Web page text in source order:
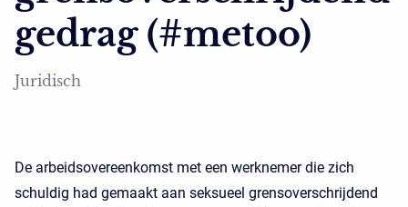
gedrag (#metoo)
Juridisch
De arbeidsovereenkomst met een werknemer die zich
schuldig had gemaakt aan seksueel grensoverschrijdend